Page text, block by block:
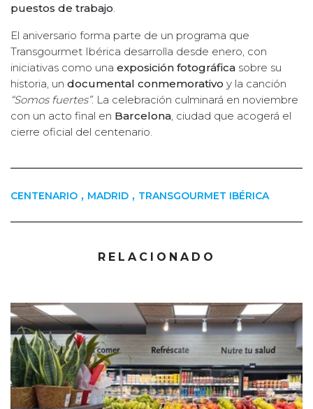
puestos de trabajo.
El aniversario forma parte de un programa que
Transgourmet Ibérica desarrolla desde enero, con
iniciativas como una exposición fotográfica sobre su
historia, un documental conmemorativo y la canción
“Somos fuertes”. La celebración culminará en noviembre
con un acto final en Barcelona, ciudad que acogerá el
cierre oficial del centenario.
CENTENARIO , MADRID , TRANSGOURMET IBÉRICA
RELACIONADO